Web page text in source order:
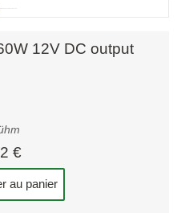
12V DC output
€
au panier